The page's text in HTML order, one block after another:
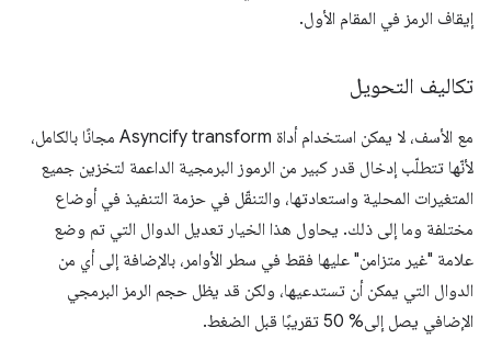
إيقاف الرمز في المقام الأول.
تكاليف التحويل
مع الأسف، لا يمكن استخدام أداة Asyncify transform مجانًا بالكامل،
لأنّها تتطلّب إدخال قدر كبير من الرموز البرمجية الداعمة لتخزين جميع
المتغيرات المحلية واستعادتها، والتنقّل في حزمة التنفيذ في أوضاع
مختلفة وما إلى ذلك. يحاول هذا الخيار تعديل الدوال التي تم وضع
علامة "غير متزامن" عليها فقط في سطر الأوامر، بالإضافة إلى أي من
الدوال التي يمكن أن تستدعيها، ولكن قد يظل حجم الرمز البرمجي
الإضافي يصل إلى% 50 تقريبًا قبل الضغط.